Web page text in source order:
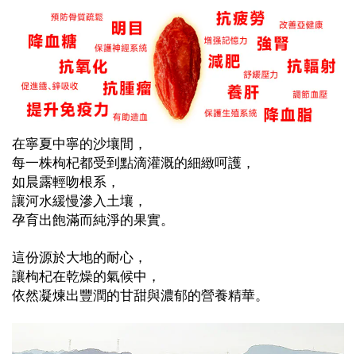
在寧夏中寧的沙壤間，
每一株枸杞都受到點滴灌溉的細緻呵護，
如晨露輕吻根系，
讓河水緩慢滲入土壤，
孕育出飽滿而純淨的果實。
這份源於大地的耐心，
讓枸杞在乾燥的氣候中，
依然凝煉出豐潤的甘甜與濃郁的營養精華。